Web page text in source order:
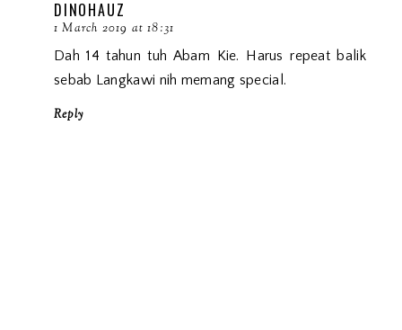
DINOHAUZ
1 March 2019 at 18:31
Dah 14 tahun tuh Abam Kie. Harus repeat balik
sebab Langkawi nih memang special.
Reply